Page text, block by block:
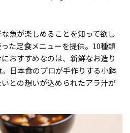
魚が楽しめることを知って欲し
た定食メニューを提供。10種類
おすすめなのは、新鮮なお造り
日本食のプロが手作りする小鉢
との想いが込められたアラ汁が